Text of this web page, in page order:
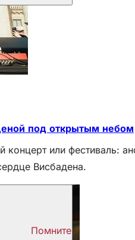
под открытым небом
концерт или фестиваль:
Висбадена.
Помните